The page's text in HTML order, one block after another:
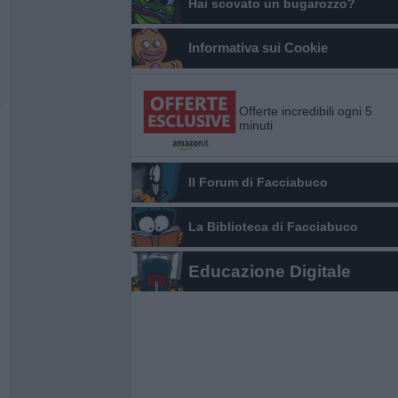
Hai scovato un bugarozzo?
Informativa sui Cookie
Offerte incredibili ogni 5
minuti
Il Forum di Facciabuco
La Biblioteca di Facciabuco
Educazione Digitale